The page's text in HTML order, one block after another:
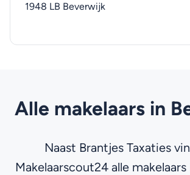
1948 LB Beverwijk
Alle makelaars in
Naast Brantjes Taxaties
Makelaarscout24 alle